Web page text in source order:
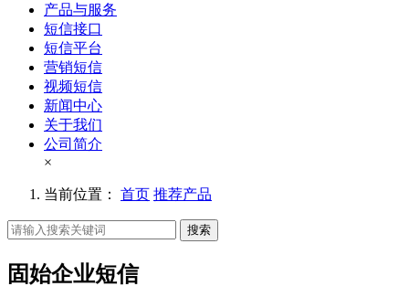
产品与服务
短信接口
短信平台
营销短信
视频短信
新闻中心
关于我们
公司简介
×
当前位置： 首页 推荐产品
搜索
固始企业短信